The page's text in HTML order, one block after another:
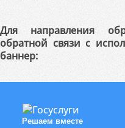
Для направления
обратной связи с
баннер:
Решаем вместе